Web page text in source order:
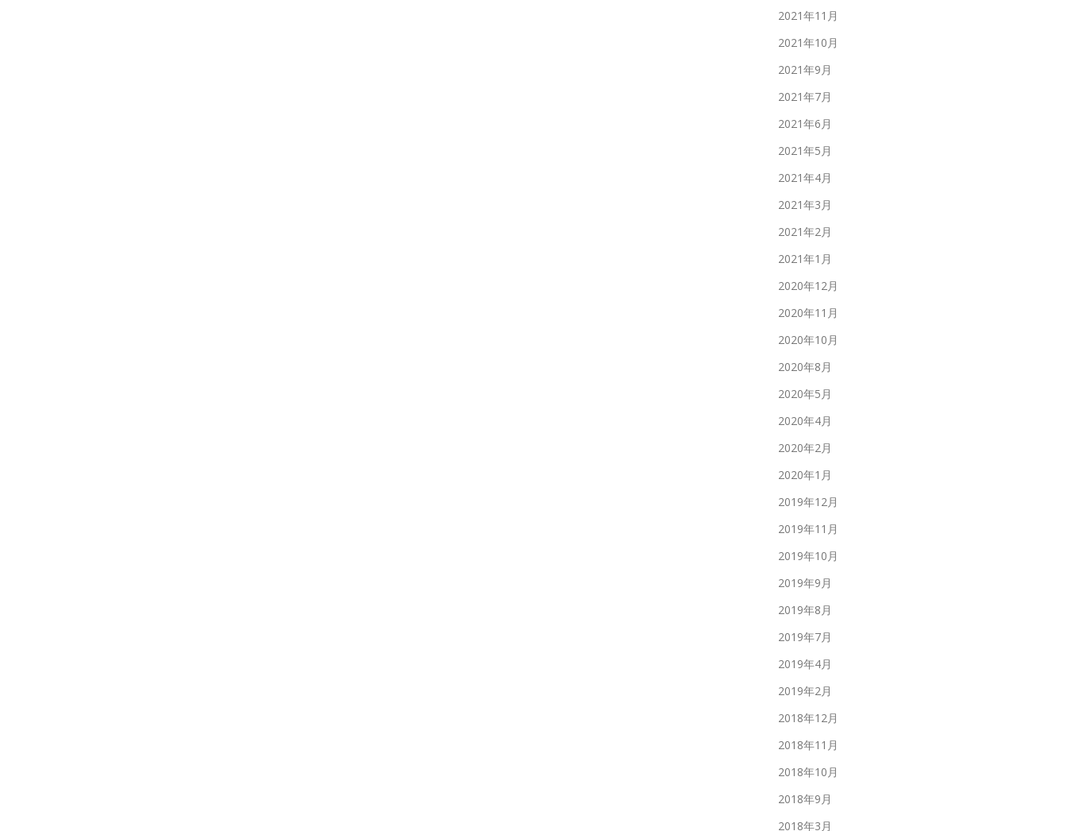
2021年11月
2021年10月
2021年9月
2021年7月
2021年6月
2021年5月
2021年4月
2021年3月
2021年2月
2021年1月
2020年12月
2020年11月
2020年10月
2020年8月
2020年5月
2020年4月
2020年2月
2020年1月
2019年12月
2019年11月
2019年10月
2019年9月
2019年8月
2019年7月
2019年4月
2019年2月
2018年12月
2018年11月
2018年10月
2018年9月
2018年3月